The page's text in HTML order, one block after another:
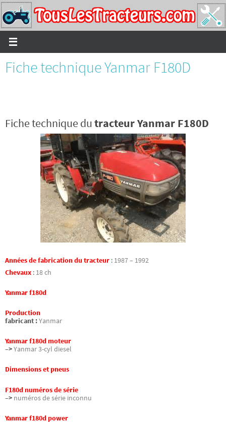
Passer
vers
le
contenu
Fiche technique Yanmar F180D
Fiche technique dutracteur Yanmar F180D
Années de fabrication du tracteur : 1987 – 1992
Chevaux : 18 ch
Yanmar f180d
Production
fabricant :Yanmar
Yanmar f180d moteur
–>Yanmar 3-cyl diesel
Dimensions et pneus
F180d numéros de série
–> numéros de série inconnu
Yanmar f180d power